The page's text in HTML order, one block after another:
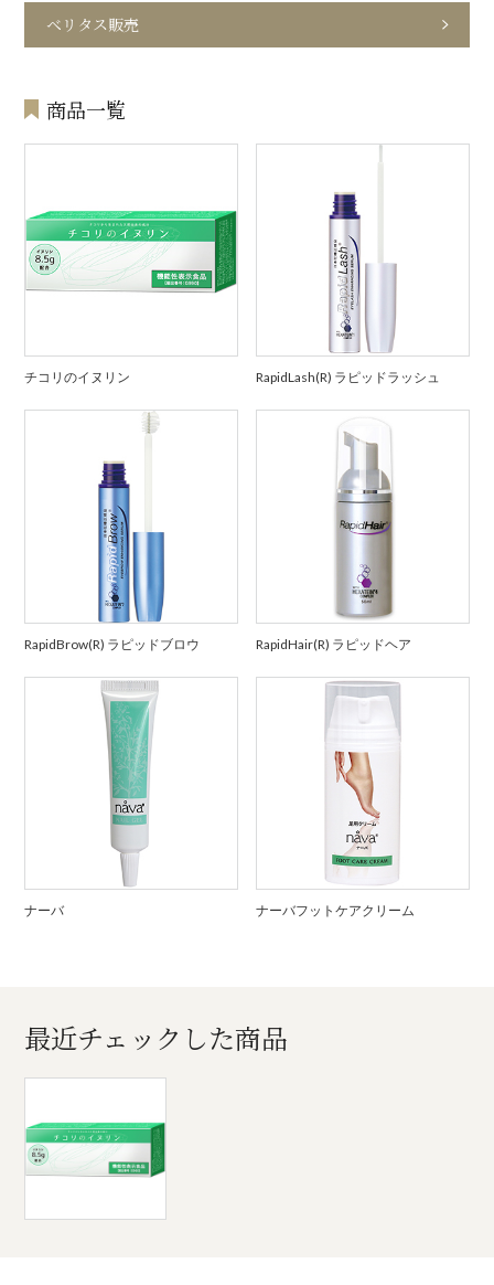
ベリタス販売
商品一覧
チコリのイヌリン RapidLash(R) ラピッドラッシュ
RapidBrow(R) ラピッドブロウ RapidHair(R) ラピッドヘア
ナーバ ナーバフットケアクリーム
最近チェックした商品